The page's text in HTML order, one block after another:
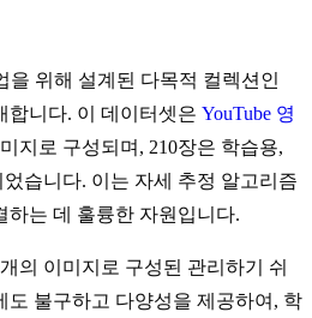
을 위해 설계된 다목적 컬렉션인
합니다. 이 데이터셋은 YouTube 영
지로 구성되며, 210장은 학습용,
습니다. 이는 자세 추정 알고리즘
하는 데 훌륭한 자원입니다.
의 이미지로 구성된 관리하기 쉬
도 불구하고 다양성을 제공하여, 학